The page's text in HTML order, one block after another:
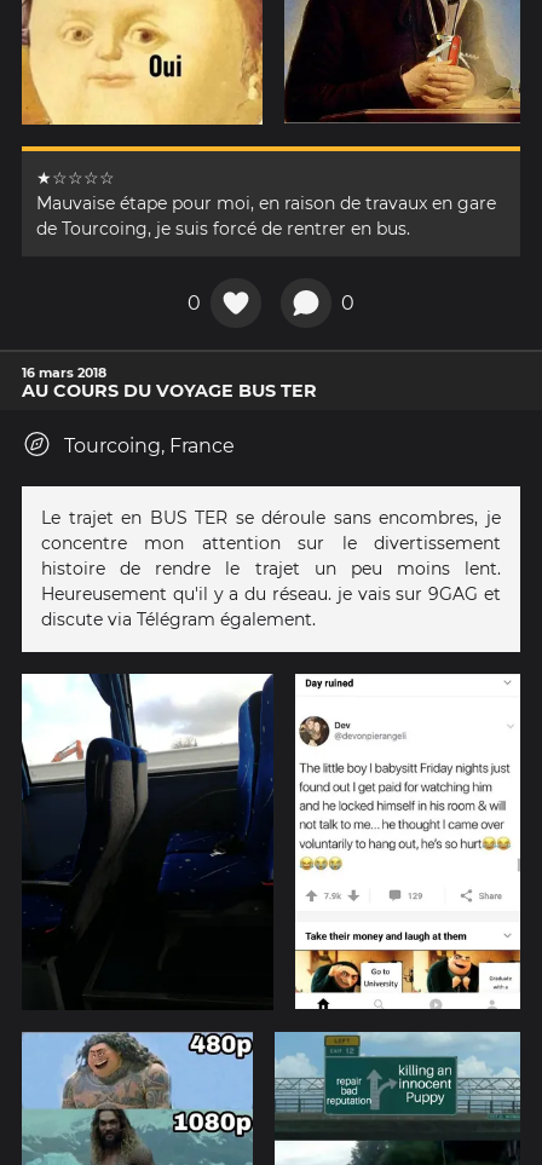
★☆☆☆☆
Mauvaise étape pour moi, en raison de travaux en gare
de Tourcoing, je suis forcé de rentrer en bus.
0 0
16 mars 2018
AU COURS DU VOYAGE BUS TER
Tourcoing, France
Le trajet en BUS TER se déroule sans encombres, je
concentre mon attention sur le divertissement
histoire de rendre le trajet un peu moins lent.
Heureusement qu'il y a du réseau. je vais sur 9GAG et
discute via Télégram également.